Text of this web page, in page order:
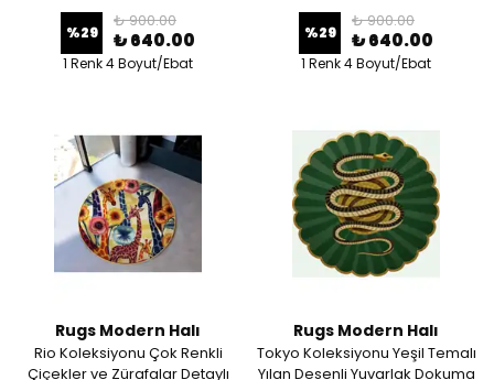
%29
₺ 900.00
₺ 640.00
1 Renk 4 Boyut/Ebat
%29
₺ 900.00
₺ 640.00
1 Renk 4 Boyut/Ebat
Rugs Modern Halı
Rio Koleksiyonu Çok Renkli
Çiçekler ve Zürafalar Detaylı
Rugs Modern Halı
Tokyo Koleksiyonu Yeşil Temalı
Yılan Desenli Yuvarlak Dokuma